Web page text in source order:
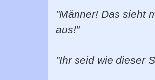
"Männer! Das sieht
aus!"
"Ihr seid wie dieser